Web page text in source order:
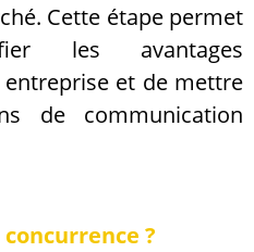
Cette étape permet
les avantages
et de mettre
de communication
?